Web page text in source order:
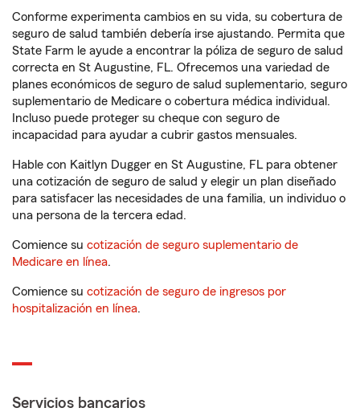
Conforme experimenta cambios en su vida, su cobertura de
seguro de salud también debería irse ajustando. Permita que
State Farm le ayude a encontrar la póliza de seguro de salud
correcta en St Augustine, FL. Ofrecemos una variedad de
planes económicos de seguro de salud suplementario, seguro
suplementario de Medicare o cobertura médica individual.
Incluso puede proteger su cheque con seguro de
incapacidad para ayudar a cubrir gastos mensuales.
Hable con Kaitlyn Dugger en St Augustine, FL para obtener
una cotización de seguro de salud y elegir un plan diseñado
para satisfacer las necesidades de una familia, un individuo o
una persona de la tercera edad.
Comience su cotización de seguro suplementario de
Medicare en línea.
Comience su cotización de seguro de ingresos por
hospitalización en línea.
Servicios bancarios